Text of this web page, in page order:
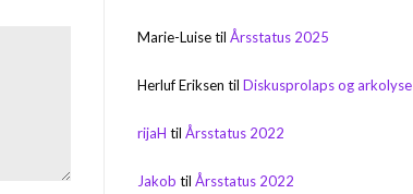
Marie-LuisetilÅrsstatus 2025
Herluf Eriksen tilDiskusprolaps og arkolyse
rijaH tilÅrsstatus 2022
Jakob tilÅrsstatus 2022